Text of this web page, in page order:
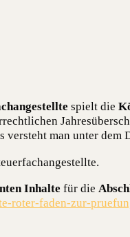
spielt die
ver­steht man unter
Inhal­te für die
roter-faden-zur-